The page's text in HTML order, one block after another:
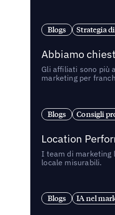
Blogs Strategia
Abbiamo
Gli affiliati sono più
marketing per
Blogs Consigli
Location
I team di marketing
locale misurabili.
Blogs IA nel